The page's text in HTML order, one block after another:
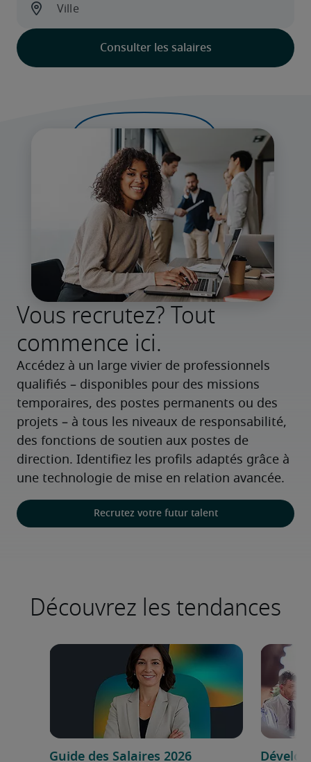
Vous recrutez? Tout
commence ici.
Accédez à un large vivier de professionnels
qualifiés – disponibles pour des missions
temporaires, des postes permanents ou des
projets – à tous les niveaux de responsabilité,
des fonctions de soutien aux postes de
direction. Identifiez les profils adaptés grâce à
une technologie de mise en relation avancée.
Recrutez votre futur talent
Découvrez les tendances
Guide des Salaires 2026